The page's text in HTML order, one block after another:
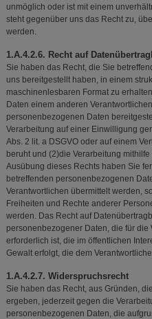
unmöglich oder ist mit einem
steht gegenüber uns das Recht zu,
werden.
1.A.4.2.6. Recht auf
Sie haben das Recht, die Sie
uns bereitgestellt haben, in einem
maschinenlesbaren Format zu
Daten einem anderen
personenbezogenen Daten
Verarbeitung auf einer Einwilligung
Abs. 2 lit. a DSGVO oder auf einem
beruht und (2)die Verarbeitung
Ausübung dieses Rechts haben Sie
betreffenden personenbezogenen
Verantwortlichen übermittelt werden,
Freiheiten und Rechte anderer
werden. Das Recht auf
personenbezogener Daten, die für die
erforderlich ist, die im öffentlichen
Gewalt erfolgt, die dem
1.A.4.2.7. Widerspruchsrecht
Sie haben das Recht, aus Gründen,
ergeben, jederzeit gegen die
personenbezogenen Daten, die